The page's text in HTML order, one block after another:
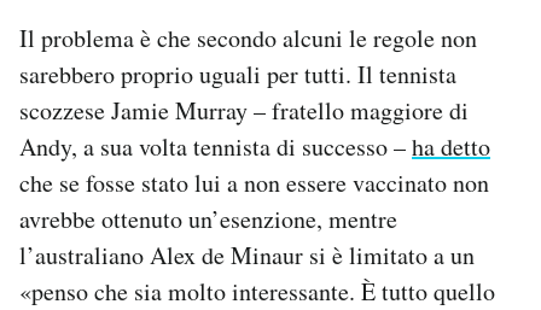
Il problema è che secondo alcuni le regole non
sarebbero proprio uguali per tutti. Il tennista
scozzese Jamie Murray – fratello maggiore di
Andy, a sua volta tennista di successo –ha detto
che se fosse stato lui a non essere vaccinato non
avrebbe ottenuto un’esenzione, mentre
l’australiano Alex de Minaur si è limitato a un
«penso che sia molto interessante. È tutto quello